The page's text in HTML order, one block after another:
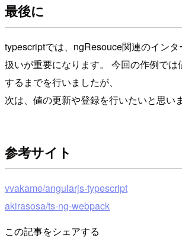
最後に
typescriptでは、ngResouce関連のインタ
扱いが重要になります。 今回の作例では
するまでを行いましたが、
次は、値の更新や登録を行いたいと思いま
参考サイト
vvakame/angularjs-typescript
akirasosa/ts-ng-webpack
この記事をシェアする